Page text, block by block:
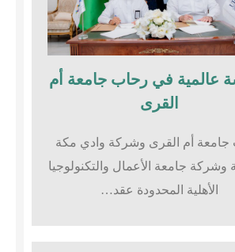
عالمية في رحاب جامعة أم
القرى​
أم القرى وشركة وادي مكة
وشركة جامعة الأعمال والتكنولوجيا
الأهلية المحدودة عقد…